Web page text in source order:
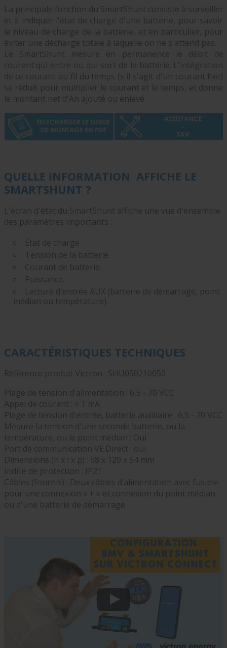
La principale fonction du SmartShunt consiste à surveiller
et à indiquer l'état de charge d'une batterie, pour savoir
le niveau de charge de la batterie, et en particulier, pour
éviter une décharge totale à laquelle on ne s'attend pas.
Le SmartShunt mesure en permanence le débit de
courant qui entre ou qui sort de la batterie. L'intégration
de ce courant au fil du temps (s'il s'agit d'un courant fixe)
se réduit pour multiplier le courant et le temps, et donne
le montant net d'Ah ajouté ou enlevé.
QUELLE INFORMATION AFFICHE LE
SMARTSHUNT ?
L'écran d'état du SmartShunt affiche une vue d'ensemble
des paramètres importants :
État de charge.
Tension de la batterie.
Courant de batterie.
Puissance.
Lecture d'entrée AUX (batterie de démarrage, point
médian ou température).
CARACTÉRISTIQUES TECHNIQUES
Référence produit Victron : SHU050210050
Plage de tension d'alimentation : 6,5 - 70 VCC
Appel de courant : < 1 mA
Plage de tension d'entrée, batterie auxiliaire : 6,5 - 70 VCC
Mesure la tension d'une seconde batterie, ou la
température, ou le point médian : Oui
Port de communication VE.Direct : oui
Dimensions (h x l x p) : 68 x 120 x 54 mm
Indice de protection : IP21
Câbles (fournis) : Deux câbles d’alimentation avec fusible
pour une connexion « + » et connexion du point médian
ou d'une batterie de démarrage